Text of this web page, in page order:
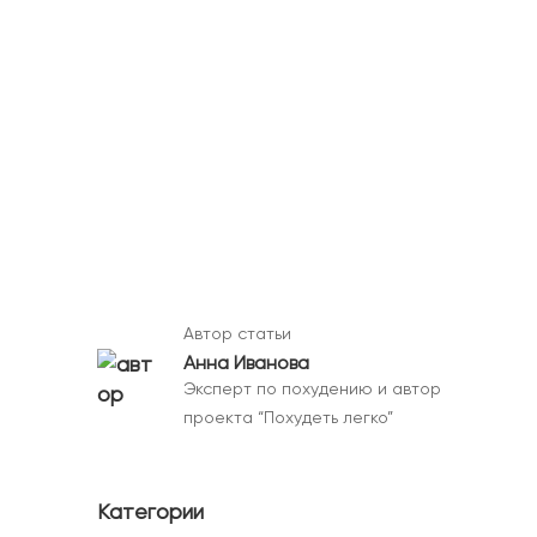
Автор статьи
Анна Иванова
Эксперт по похудению и автор
проекта “Похудеть легко”
Категории